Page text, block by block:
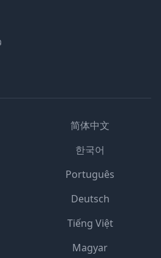
简体中文
한국어
Português
Deutsch
Tiếng Việt
Magyar